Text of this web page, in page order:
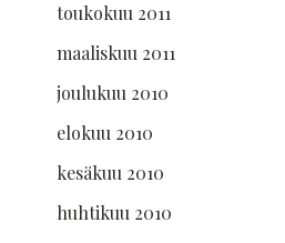
toukokuu 2011
maaliskuu 2011
joulukuu 2010
elokuu 2010
kesäkuu 2010
huhtikuu 2010